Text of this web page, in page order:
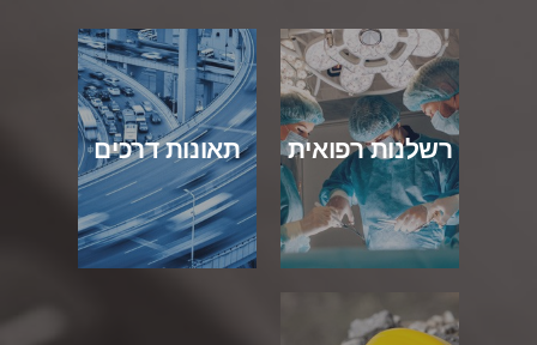
רשלנות רפואית תאונות דרכים